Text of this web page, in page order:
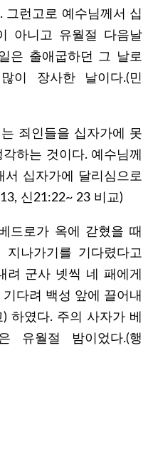
그런고로 예수님께서 십
아니고 유월절 다음날
은 출애굽하던 그 날로
이 장사한 날이다.(민
죄인들을 십자가에 못
하는 것이다. 예수님께
십자가에 달리심으로
신21:22~ 23 비교)
드로가 옥에 갇혔을 때
지나가기를 기다렸다고
려 군사 넷씩 네 패에게
다려 백성 앞에 끌어내
하였다. 주의 사자가 베
유월절 밤이었다.(행